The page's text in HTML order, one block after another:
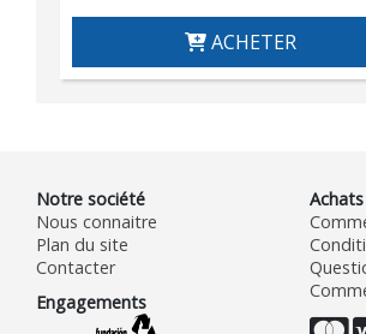
ACHETER
Notre société
Nous connaitre
Plan du site
Contacter
Engagements
Achats